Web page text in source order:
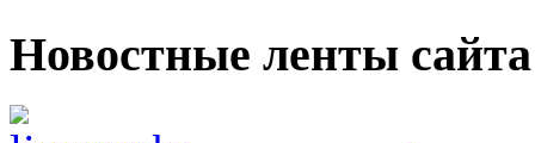
Новостные ленты сайта